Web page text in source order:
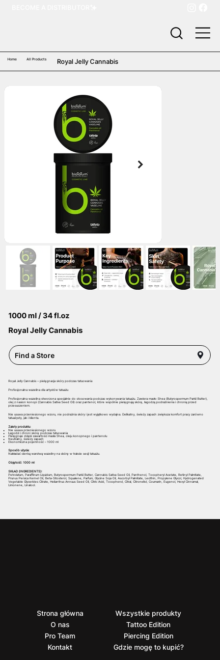
1000 ml / 34 fl.oz
Royal Jelly Cannabis
Find a Store
Royal Jelly Cannabis – pielęgnacja skóry podczas tatuowania
Profesjonalna wazelina dla artystów tatuażu
Profesjonalna wazelina stworzona specjalnie do stosowania podczas wykonywania tatuażu. Zawiera masło Shea (Butyrospermum Parkii Butter),
olej z nasion konopi (Cannabis Sativa Seed Oil) oraz pantenol, które wspólnie pielęgnują skórę, łagodzą podrażnienia i chronią przed
przesuszeniem.
Nie usuwa przeniesionego wzoru, nie podrażnia skóry i jest wyjątkowo wydajna. Delikatny, świeży zapach zwiększa komfort pracy zarówno
tatuażysty, jak i klienta.
Zalety produktu:
Nie usuwa przeniesionego wzoru
Łagodzi i chroni skórę podczas tatuowania
Pielęgnuje dzięki zawartości masła Shea, oleju konopnego i pantenolu
Neutralny, świeży zapach
Ekonomiczna pojemność – 1000 ml
Sposób użycia:
Nakładać cienką warstwą wazeliny na skórę w trakcie sesji tatuażu.
Objętość: 1000 ml
SKŁAD (INGREDIENTS):
Petrolatum, Paraffinum Liquidum, Butyrospermum Parkii Butter, Cannabis Sativa Seed Oil, Panthenol, Tocopheryl Acetate, Retinyl Palmitate,
Prunus Persica Kernel Oil, Beta-Sitosterol, Squalene, Parfum, Glycine Soja Oil, Ascorbyl Palmitate, Lecithin, Propylene Glycol, Hydrogenated
Vegetable Glycerides Citrate, Helianthus Annuus Seed Oil, Citric Acid, Tocopherol, Citral, Citronellol, Coumarin, Eugenol, Hexyl Cinnamal,
Limonene, Linalool.
Home All Products Royal Jelly Cannabis
Strona główna
O nas
Pro Team
Kontakt
Wszystkie produkty
Tattoo Edition
Piercing Edition
Gdzie mogę to kupić?